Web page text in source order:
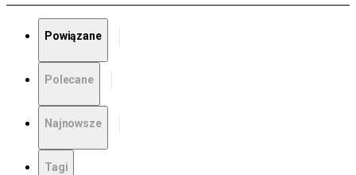
Powiązane
Polecane
Najnowsze
Tagi